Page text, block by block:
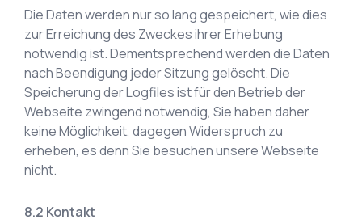
Die Daten werden nur so lang gespeichert, wie dies
zur Erreichung des Zweckes ihrer Erhebung
notwendig ist. Dementsprechend werden die Daten
nach Beendigung jeder Sitzung gelöscht. Die
Speicherung der Logfiles ist für den Betrieb der
Webseite zwingend notwendig, Sie haben daher
keine Möglichkeit, dagegen Widerspruch zu
erheben, es denn Sie besuchen unsere Webseite
nicht.
Kontakt